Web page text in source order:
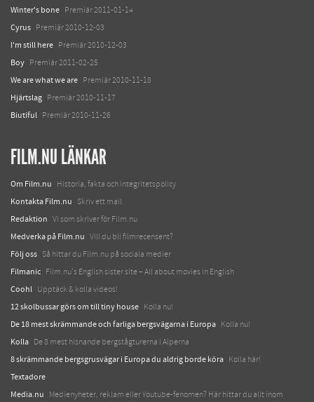
Winter's bone Premiär 2011-01-14
Cyrus Premiär 2010-12-03
I'm still here Premiär 2010-12-03
Boy Premiär 2011-02-25
We are what we are Premiär 2010-11-18
Hjärtslag Premiär 2010-11-17
Biutiful Premiär 2010-11-26
FILM.NU LÄNKAR
Om Film.nu Historia, fakta och integritetspolicy
Kontakta Film.nu Skriv ett mail
Redaktion Vi som skriver för Film.nu
Medverka på Film.nu Vill du bli filmrecensent?
Följ oss Så hittar du Film.nu på sociala medier
Filmanic Film.nu's English sister site – All about movies in English
Coohl Upptäck & kolla videos!
12 skolbussar görs om till tiny house Kolla nu!
De 18 mest skrämmande och farliga bergsvägarna i Europa Kolla nu!
Kolla De 8 mest hisnande bergstågturerna i Alperna
8 skrämmande bergsgrusvägar i Europa du aldrig borde köra Kolla här!
Textadore
Media.nu
Medienyheter, reklam eller Youtube-fenomen? Här hittar du allt inom